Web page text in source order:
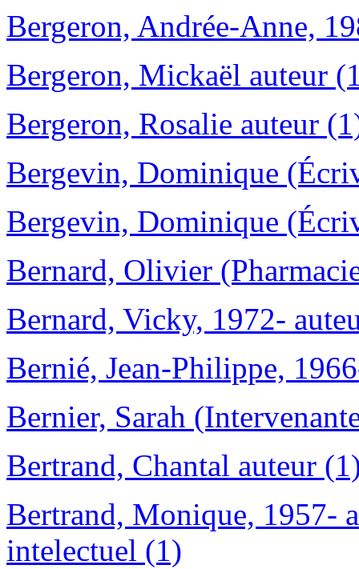
Bergeron, Andrée-Anne,
Bergeron, Mickaël auteur
Bergeron, Rosalie auteur
Bergevin, Dominique
Bergevin, Dominique
Bernard, Olivier
Bernard, Vicky, 1972-
Bernié, Jean-Philippe,
Bernier, Sarah
Bertrand, Chantal auteur
Bertrand, Monique, 1957-
intelectuel (1)